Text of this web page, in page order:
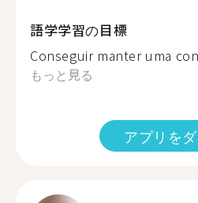
語学学習の目標
Conseguir manter uma
もっと見る
アプリを